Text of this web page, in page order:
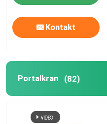
Kontakt
Portalkran (82)